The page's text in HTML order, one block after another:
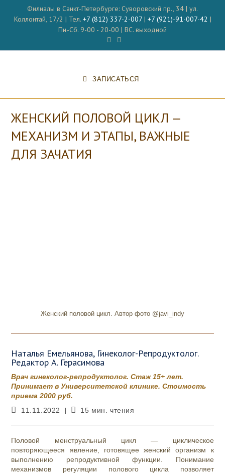
содержимому
Филиалы в Санкт-Петербурге: Суворовский пр., 34 | ул.
Коллонтай, 17/2 | Тел. +7 (812) 337-2-007| +7 (921)-91-007-42 |
Пн.-Сб. 9-00 - 20-00 | ВС. выходной
ЗАПИСАТЬСЯ
ЖЕНСКИЙ ПОЛОВОЙ ЦИКЛ —
МЕХАНИЗМ И ЭТАПЫ, ВАЖНЫЕ
ДЛЯ ЗАЧАТИЯ
Женский половой цикл. Автор фото @javi_indy
Наталья Емельянова, Гинеколог-Репродуктолог.
Редактор А. Герасимова
Врач гинеколог-репродуктолог. Стаж 15+ лет.
Принимает в Университетской клинике. Стоимость
приема 2000 руб.
Запись
11.11.2022
Время
15 мин. чтения
Половой менструальный цикл — циклическое
повторяющееся явление, готовящее женский организм к
выполнению репродуктивной функции. Понимание
механизмов регуляции полового цикла позволяет